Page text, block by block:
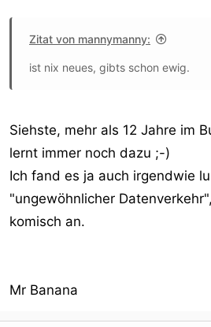
Zitat von mannymanny:
ist nix neues, gibts schon ewig.
Siehste, mehr als 12 Jahre im
lernt immer noch dazu ;-)
Ich fand es ja auch irgendwie
"ungewöhnlicher
komisch an.
Mr Banana